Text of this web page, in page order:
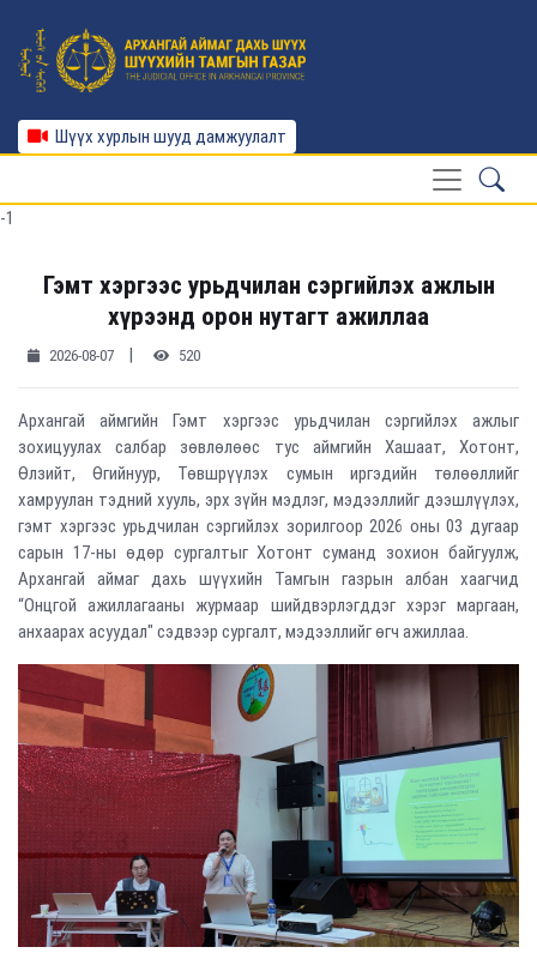
Шүүх хурлын шууд дамжуулалт
-1
Гэмт хэргээс урьдчилан сэргийлэх ажлын
хүрээнд орон нутагт ажиллаа
2026-08-07 520
Архангай аймгийн Гэмт хэргээс урьдчилан сэргийлэх ажлыг
зохицуулах салбар зөвлөлөөс тус аймгийн Хашаат, Хотонт,
Өлзийт, Өгийнуур, Төвшрүүлэх сумын иргэдийн төлөөллийг
хамруулан тэдний хууль, эрх зүйн мэдлэг, мэдээллийг дээшлүүлэх,
гэмт хэргээс урьдчилан сэргийлэх зорилгоор 2026 оны 03 дугаар
сарын 17-ны өдөр сургалтыг Хотонт суманд зохион байгуулж,
Архангай аймаг дахь шүүхийн Тамгын газрын албан хаагчид
“Онцгой ажиллагааны журмаар шийдвэрлэгддэг хэрэг маргаан,
анхаарах асуудал" сэдвээр сургалт, мэдээллийг өгч ажиллаа.